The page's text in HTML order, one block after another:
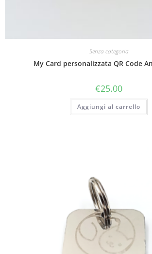
Senza categoria
My Card personalizzata QR Code
€25.00
Aggiungi al carrello